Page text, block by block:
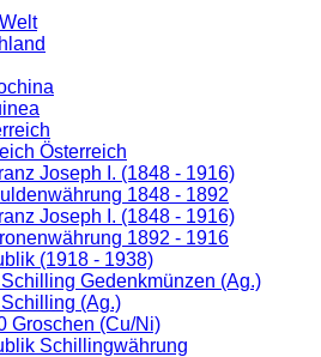
Österreich
Joseph I. (1848 - 1916)
1848 - 1892
Joseph I. (1848 - 1916)
1892 - 1916
(1918 - 1938)
Gedenkmünzen (Ag.)
(Ag.)
Groschen (Cu/Ni)
Schillingwährung